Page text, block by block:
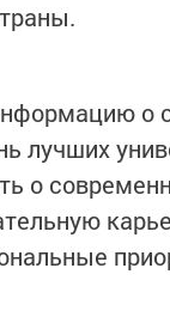
о
лучших
о